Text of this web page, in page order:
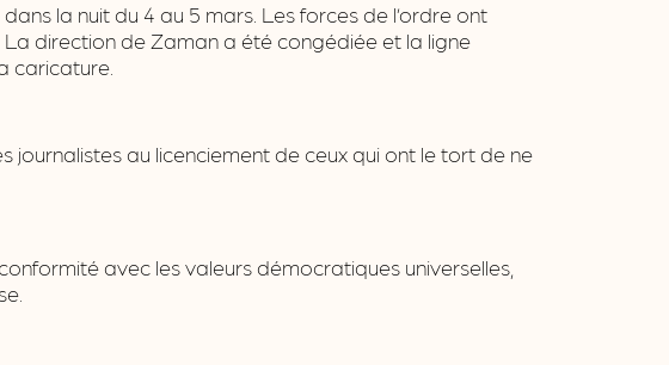
la nuit du 4 au 5 mars. Les forces de l’ordre ont
La direction de Zaman a été congédiée et la ligne
caricature.
au licenciement de ceux qui ont le tort de ne
avec les valeurs démocratiques universelles,